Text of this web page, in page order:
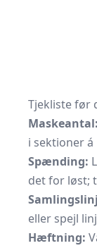
Tjekliste før
Maskeantal:
i sektioner
Spænding:
det for løst;
eller spejl
Hæftning: